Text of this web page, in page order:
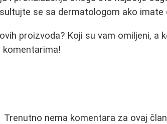
se sa dermatologom ako imate
proizvoda? Koji su vam omiljeni, a
komentarima!
Trenutno nema komentara za ovaj